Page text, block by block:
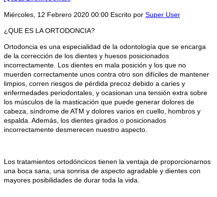
Miércoles, 12 Febrero 2020 00:00 Escrito por Super User
¿QUE ES LA ORTODONCIA?
Ortodoncia es una especialidad de la odontología que se encarga
de la corrección de los dientes y huesos posicionados
incorrectamente. Los dientes en mala posición y los que no
muerden correctamente unos contra otro son difíciles de mantener
limpios, corren riesgos de pérdida precoz debido a caries y
enfermedades periodontales, y ocasionan una tensión extra sobre
los músculos de la masticación que puede generar dolores de
cabeza, síndrome de ATM y dolores varios en cuello, hombros y
espalda. Además, los dientes girados o posicionados
incorrectamente desmerecen nuestro aspecto.
Los tratamientos ortodóncicos tienen la ventaja de proporcionarnos
una boca sana, una sonrisa de aspecto agradable y dientes con
mayores posibilidades de durar toda la vida.